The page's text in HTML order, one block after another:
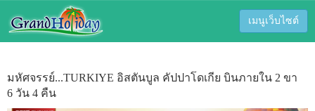
เมนูเว็บไซต์
มหัศจรรย์...TURKIYE อิสตันบูล คัปปาโดเกีย บินภายใน 2 ขา
6 วัน 4 คืน